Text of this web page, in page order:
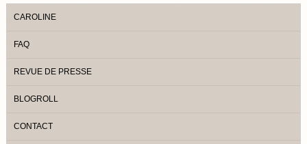
CAROLINE
FAQ
REVUE DE PRESSE
BLOGROLL
CONTACT